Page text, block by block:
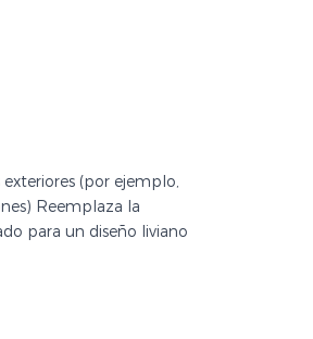
(por ejemplo,
Reemplaza la
para un diseño liviano